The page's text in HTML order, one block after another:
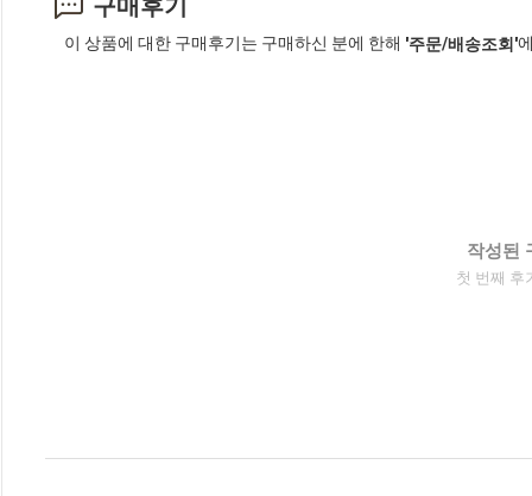
구매후기
이 상품에 대한 구매후기는 구매하신 분에 한해 '주문/배송조회'
작성된
첫 번째 후